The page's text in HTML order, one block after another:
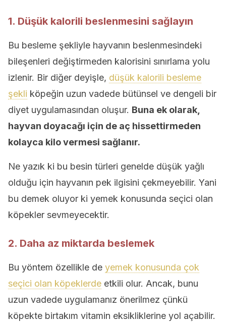
1. Düşük kalorili beslenmesini sağlayın
Bu besleme şekliyle hayvanın beslenmesindeki
bileşenleri değiştirmeden kalorisini sınırlama yolu
izlenir. Bir diğer deyişle, düşük kalorili besleme
şekli köpeğin uzun vadede bütünsel ve dengeli bir
diyet uygulamasından oluşur. Buna ek olarak,
hayvan doyacağı için de aç hissettirmeden
kolayca kilo vermesi sağlanır.
Ne yazık ki bu besin türleri genelde düşük yağlı
olduğu için hayvanın pek ilgisini çekmeyebilir. Yani
bu demek oluyor ki yemek konusunda seçici olan
köpekler sevmeyecektir.
2. Daha az miktarda beslemek
Bu yöntem özellikle de yemek konusunda çok
seçici olan köpeklerde etkili olur. Ancak, bunu
uzun vadede uygulamanız önerilmez çünkü
köpekte birtakım vitamin eksikliklerine yol açabilir.